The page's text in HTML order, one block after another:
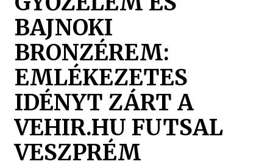
BAJNOKI
BRONZÉREM:
EMLÉKEZETES
IDÉNYT ZÁRT A
VEHIR.HU FUTSAL
VESZPRÉM